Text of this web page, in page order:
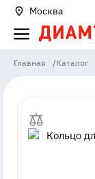
Москва
Главная /Каталог